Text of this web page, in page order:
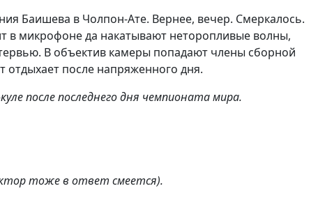
Баишева в Чолпон-Ате. Вернее, вечер. Смеркалось.
в микрофоне да накатывают неторопливые волны,
В объектив камеры попадают члены сборной
после напряженного дня.
после последнего дня чемпионата мира.
тоже в ответ смеется).